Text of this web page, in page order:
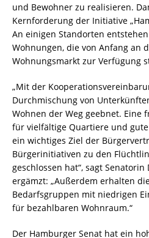
und Bewohner zu realisieren.
Kernforderung der Initiative
An einigen Standorten
Wohnungen, die von Anfang an
Wohnungsmarkt zur Verfügung
„Mit der
Durchmischung von
Wohnen der Weg geebnet. Eine
für vielfältige Quartiere und
ein wichtiges Ziel der
Bürgerinitiativen zu den
geschlossen hat“, sagt
ergämzt: „Außerdem erhalten
Bedarfsgruppen mit niedrigen
für bezahlbaren Wohnraum.“
Der Hamburger Senat hat ein